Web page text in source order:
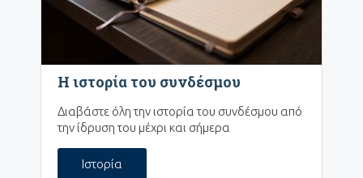
Η ιστορία του συνδέσμου
Διαβάστε όλη την ιστορία του συνδέσμου από
την ίδρυση του μέχρι και σήμερα
Ιστορία